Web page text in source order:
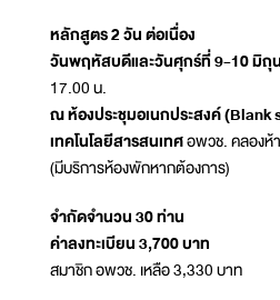
หลักสูตร 2 วัน ต่อเนื่อง
วันพฤหัสบดีและวันศุกร์ที่ 9-10 มิถุ
17.00 น.
ณ ห้องประชุมอเนกประสงค์
เทคโนโลยีสารสนเทศอพวช. คลองห้
(มีบริการห้องพักหากต้องการ)
จำกัดจำนวน 30 ท่าน
ค่าลงทะเบียน 3,700 บาท
สมาชิก อพวช. เหลือ 3,330 บาท